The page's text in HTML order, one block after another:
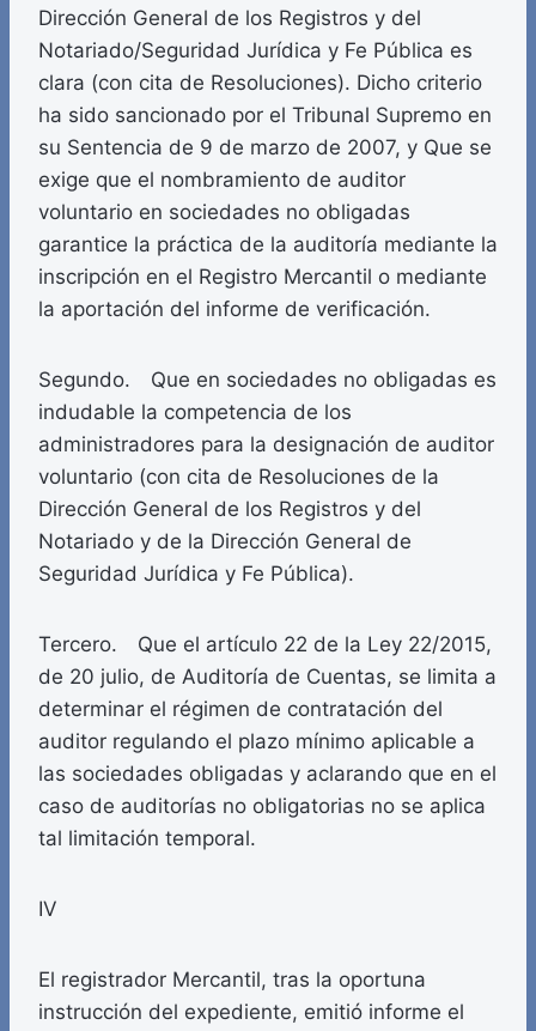
Dirección General de los Registros y del
Notariado/Seguridad Jurídica y Fe Pública es
clara (con cita de Resoluciones). Dicho criterio
ha sido sancionado por el Tribunal Supremo en
su Sentencia de 9 de marzo de 2007, y Que se
exige que el nombramiento de auditor
voluntario en sociedades no obligadas
garantice la práctica de la auditoría mediante la
inscripción en el Registro Mercantil o mediante
la aportación del informe de verificación.
Segundo. Que en sociedades no obligadas es
indudable la competencia de los
administradores para la designación de auditor
voluntario (con cita de Resoluciones de la
Dirección General de los Registros y del
Notariado y de la Dirección General de
Seguridad Jurídica y Fe Pública).
Tercero. Que el artículo 22 de la Ley 22/2015,
de 20 julio, de Auditoría de Cuentas, se limita a
determinar el régimen de contratación del
auditor regulando el plazo mínimo aplicable a
las sociedades obligadas y aclarando que en el
caso de auditorías no obligatorias no se aplica
tal limitación temporal.
IV
El registrador Mercantil, tras la oportuna
instrucción del expediente, emitió informe el